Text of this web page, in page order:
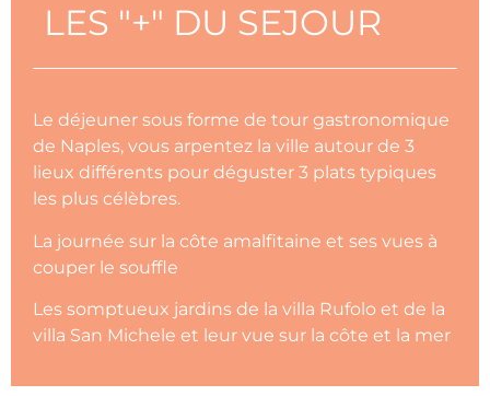
LES "+" DU SEJOUR
Le déjeuner sous forme de tour gastronomique
de Naples, vous arpentez la ville autour de 3
lieux différents pour déguster 3 plats typiques
les plus célèbres.
La journée sur la côte amalfitaine et ses vues à
couper le souffle
Les somptueux jardins de la villa Rufolo et de la
villa San Michele et leur vue sur la côte et la mer